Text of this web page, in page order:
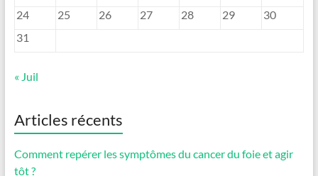
24
25 26 27 28 29
30
31
« Juil
Articles récents
Comment repérer les symptômes du cancer du foie et agir
tôt ?